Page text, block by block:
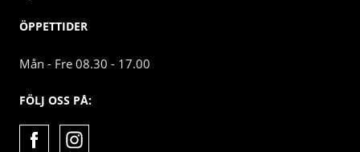
ÖPPETTIDER
Mån - Fre 08.30 - 17.00
FÖLJ OSS PÅ: